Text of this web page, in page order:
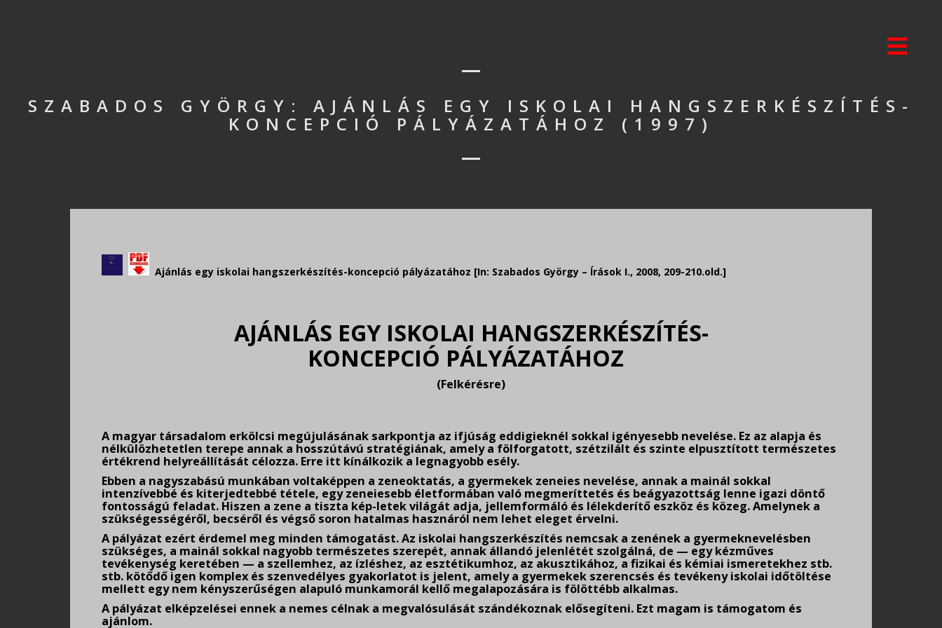
SZABADOS GYÖRGY: AJÁNLÁS EGY ISKOLAI HANGSZERKÉSZÍTÉS-
KONCEPCIÓ PÁLYÁZATÁHOZ (1997)
Ajánlás egy iskolai hangszerkészítés-koncepció pályázatához [In: Szabados György – Írások I., 2008, 209-210.old.]
AJÁNLÁS EGY ISKOLAI HANGSZERKÉSZÍTÉS-
KONCEPCIÓ PÁLYÁZATÁHOZ
(Felkérésre)
A magyar társadalom erkölcsi megújulásának sarkpontja az ifjúság eddigieknél sokkal igényesebb nevelése. Ez az alapja és
nélkülözhetetlen terepe annak a hosszútávú stratégiának, amely a fölforgatott, szétzilált és szinte elpusztított természetes
értékrend helyreállítását célozza. Erre itt kínálkozik a legnagyobb esély.
Ebben a nagyszabású munkában voltaképpen a zeneoktatás, a gyermekek zeneies nevelése, annak a mainál sokkal
intenzívebbé és kiterjedtebbé tétele, egy zeneiesebb életformában való megmeríttetés és beágyazottság lenne igazi döntő
fontosságú feladat. Hiszen a zene a tiszta kép-letek világát adja, jellemformáló és lélekderítő eszköz és közeg. Amelynek a
szükségességéről, becséről és végső soron hatalmas hasznáról nem lehet eleget érvelni.
A pályázat ezért érdemel meg minden támogatást. Az iskolai hangszerkészítés nemcsak a zenének a gyermeknevelésben
szükséges, a mainál sokkal nagyobb természetes szerepét, annak állandó jelenlétét szolgálná, de — egy kézműves
tevékenység keretében — a szellemhez, az ízléshez, az esztétikumhoz, az akusztikához, a fizikai és kémiai ismeretekhez stb.
stb. kötődő igen komplex és szenvedélyes gyakorlatot is jelent, amely a gyermekek szerencsés és tevékeny iskolai időtöltése
mellett egy nem kényszerűségen alapuló munkamorál kellő megalapozására is fölöttébb alkalmas.
A pályázat elképzelései ennek a nemes célnak a megvalósulását szándékoznak elősegíteni. Ezt magam is támogatom és
ajánlom.